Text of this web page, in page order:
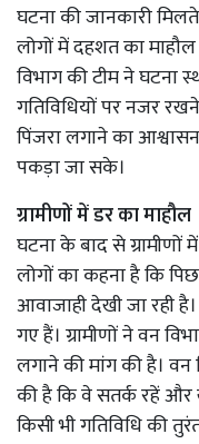
घटना की जानकारी
लोगों में दहशत का
विभाग की टीम ने घटना
गतिविधियों पर नजर
पिंजरा लगाने का
पकड़ा जा सके।
ग्रामीणों में डर का माहौल
घटना के बाद से
लोगों का कहना है कि
आवाजाही देखी जा रही
गए हैं। ग्रामीणों ने वन
लगाने की मांग की है।
की है कि वे सतर्क रहें
किसी भी गतिविधि की